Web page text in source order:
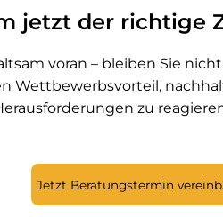
jetzt der richtige
voran – bleiben Sie
Wettbewerbsvorteil,
zu
Jetzt Beratungstermin